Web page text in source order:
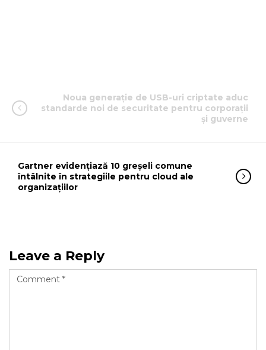
Noua generație de USB-uri criptate aduc
standarde noi de securitate pentru corporații
și guverne
Gartner evidențiază 10 greșeli comune
întâlnite în strategiile pentru cloud ale
organizațiilor
Leave a Reply